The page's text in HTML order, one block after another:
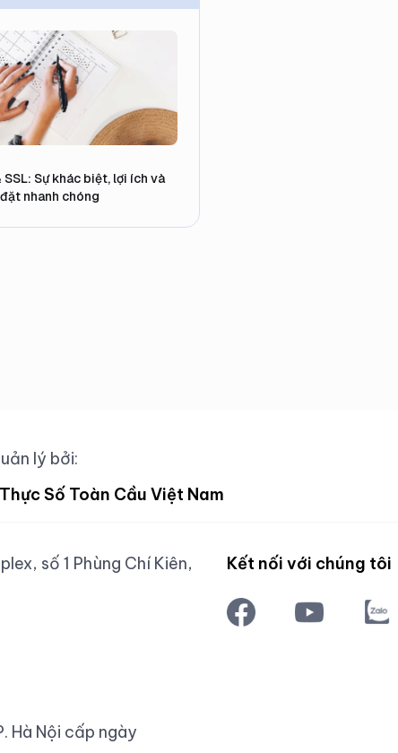
SSL: Sự khác biệt, lợi ích và
nhanh chóng
lý bởi:
Số Toàn Cầu Việt Nam
số 1 Phùng Chí Kiên,
Hà Nội cấp ngày
Kết nối với chúng tôi